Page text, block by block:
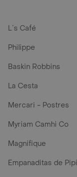
L´s Café
Philippe
Baskin Robbins
La Cesta
Mercari - Postres
Myriam Camhi Co
Magnifique
Empanaditas de